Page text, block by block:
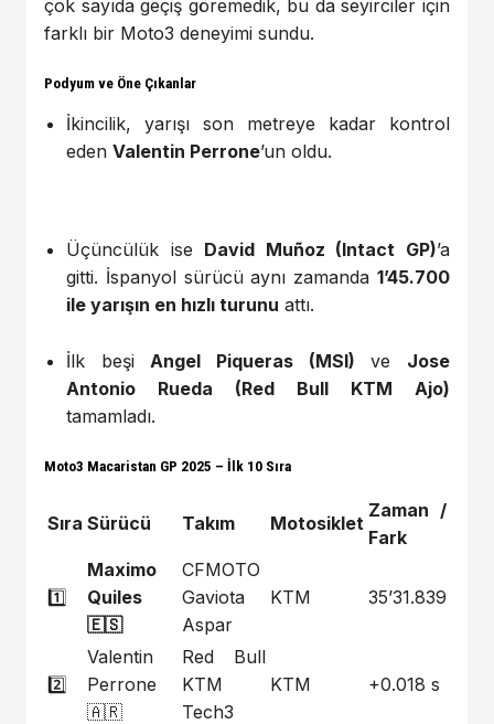
çok sayıda geçiş göremedik, bu da seyirciler için
farklı bir Moto3 deneyimi sundu.
Podyum ve Öne Çıkanlar
İkincilik, yarışı son metreye kadar kontrol
eden Valentin Perrone’un oldu.
Üçüncülük ise David Muñoz (Intact GP)’a
gitti. İspanyol sürücü aynı zamanda 1’45.700
ile yarışın en hızlı turunu attı.
İlk beşi Angel Piqueras (MSI) ve Jose
Antonio Rueda (Red Bull KTM Ajo)
tamamladı.
Moto3 Macaristan GP 2025 – İlk 10 Sıra
Sıra Sürücü Takım Motosiklet
Zaman /
Fark
1️⃣
Maximo
Quiles
🇪🇸
CFMOTO
Gaviota
Aspar
KTM 35’31.839
2️⃣
Valentin
Perrone
🇦🇷
Red Bull
KTM
Tech3
KTM +0.018 s